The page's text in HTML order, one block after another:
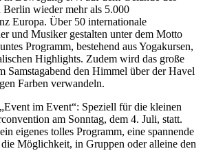
wieder mehr als 5.000
Europa. Über 50 internationale
und Musiker gestalten unter dem Motto
Programm, bestehend aus Yogakursen,
Highlights. Zudem wird das große
Samstagabend den Himmel über der Havel
Farben verwandeln.
im Event“: Speziell für die kleinen
am Sonntag, dem 4. Juli, statt.
eigenes tolles Programm, eine spannende
Möglichkeit, in Gruppen oder alleine den